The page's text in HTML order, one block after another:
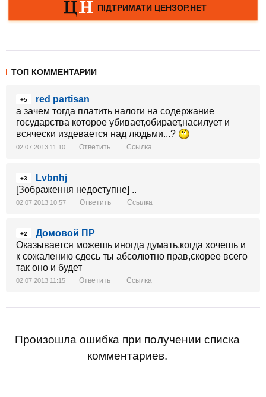
ТОП КОММЕНТАРИИ
+5
red partisan
а зачем тогда платить налоги на содержание
государства которое убивает,обирает,насилует и
всячески издевается над людьми...?
02.07.2013 11:10 Ответить Ссылка
+3
Lvbnhj
[Зображення недоступне] ..
02.07.2013 10:57 Ответить Ссылка
+2
Домовой ПР
Оказывается можешь иногда думать,когда хочешь и
к сожалению сдесь ты абсолютно прав,скорее всего
так оно и будет
02.07.2013 11:15 Ответить Ссылка
Произошла ошибка при получении списка
комментариев.